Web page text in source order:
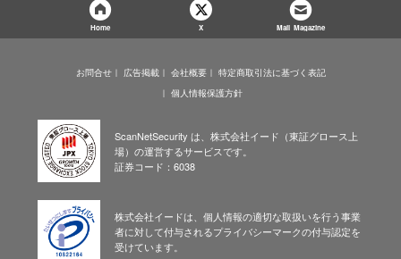
Home X Mail Magazine
お問合せ 広告掲載 会社概要
特定商取引法に基づく表記
個人情報保護方針
ScanNetSecurity は、株式会社イード（東証グロース上
場）の運営するサービスです。
証券コード：6038
株式会社イードは、個人情報の適切な取扱いを行う事業
者に対して付与されるプライバシーマークの付与認定を
受けています。